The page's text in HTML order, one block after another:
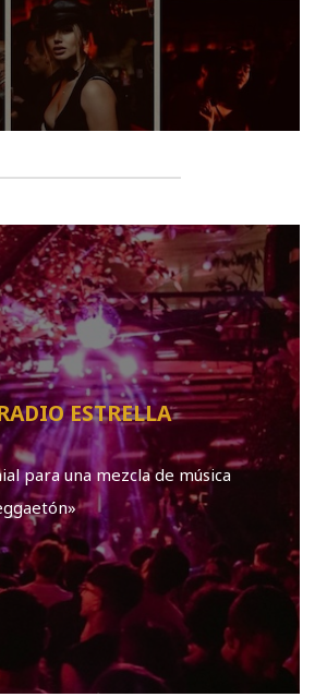
ESTRELLA
para una mezcla de música